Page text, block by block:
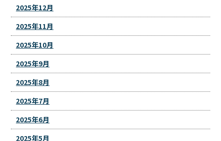
2025年12月
2025年11月
2025年10月
2025年9月
2025年8月
2025年7月
2025年6月
2025年5月